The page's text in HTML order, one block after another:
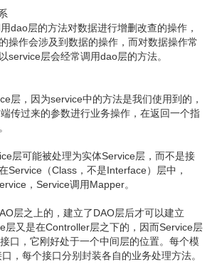
dao层的方法对数据进行增删改查的操作，
操作会涉及到数据的操作，而对数据操作常
service层会经常调用dao层的方法。
层，因为service中的方法是我们使用到的，
传过来的参数进行业务操作，在返回一个指
层可能被处理为实体Service层，而不是接
Service（Class，不是Interface）层中，
，Service调用Mapper。
层之上的，建立了DAO层后才可以建立
层又是在Controller层之下的，因而Service层
口，它刚好处于一个中间层的位置。每个模
，每个接口分别封装各自的业务处理方法。